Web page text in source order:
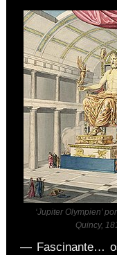
‘Jupiter Olympien’
Quincy,
— Fascinante…